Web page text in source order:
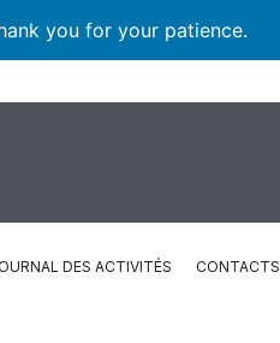
you for your patience.
DES ACTIVITÉS CONTACTS